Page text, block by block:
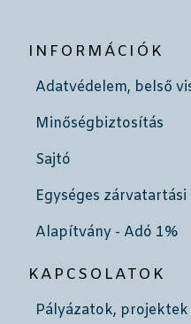
INFORMÁCIÓK
Adatvédelem, belső
Minőségbiztosítás
Sajtó
Egységes
Alapítvány - Adó 1%
KAPCSOLATOK
Pályázatok, projektek